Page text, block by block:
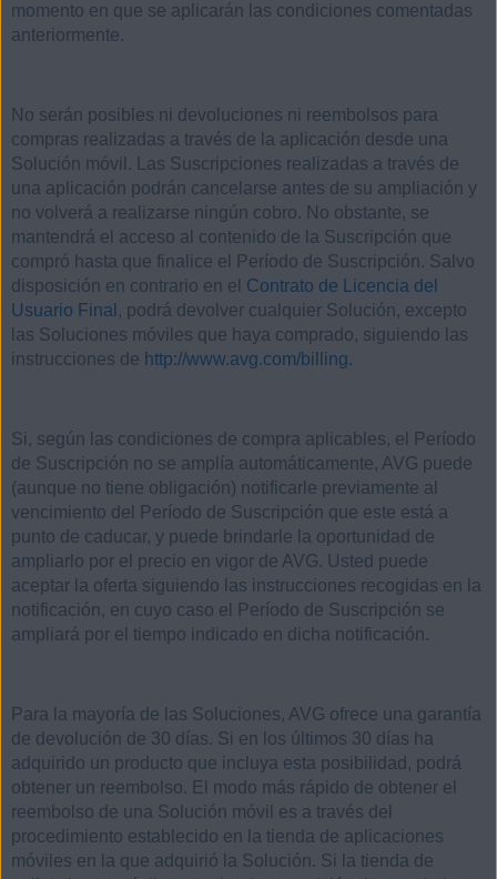
momento en que se aplicarán las condiciones comentadas
anteriormente.
No serán posibles ni devoluciones ni reembolsos para
compras realizadas a través de la aplicación desde una
Solución móvil. Las Suscripciones realizadas a través de
una aplicación podrán cancelarse antes de su ampliación y
no volverá a realizarse ningún cobro. No obstante, se
mantendrá el acceso al contenido de la Suscripción que
compró hasta que finalice el Período de Suscripción. Salvo
disposición en contrario en el Contrato de Licencia del
Usuario Final , podrá devolver cualquier Solución, excepto
las Soluciones móviles que haya comprado, siguiendo las
instrucciones de http://www.avg.com/billing.
Si, según las condiciones de compra aplicables, el Período
de Suscripción no se amplía automáticamente, AVG puede
(aunque no tiene obligación) notificarle previamente al
vencimiento del Período de Suscripción que este está a
punto de caducar, y puede brindarle la oportunidad de
ampliarlo por el precio en vigor de AVG. Usted puede
aceptar la oferta siguiendo las instrucciones recogidas en la
notificación, en cuyo caso el Período de Suscripción se
ampliará por el tiempo indicado en dicha notificación.
Para la mayoría de las Soluciones, AVG ofrece una garantía
de devolución de 30 días. Si en los últimos 30 días ha
adquirido un producto que incluya esta posibilidad, podrá
obtener un reembolso. El modo más rápido de obtener el
reembolso de una Solución móvil es a través del
procedimiento establecido en la tienda de aplicaciones
móviles en la que adquirió la Solución. Si la tienda de